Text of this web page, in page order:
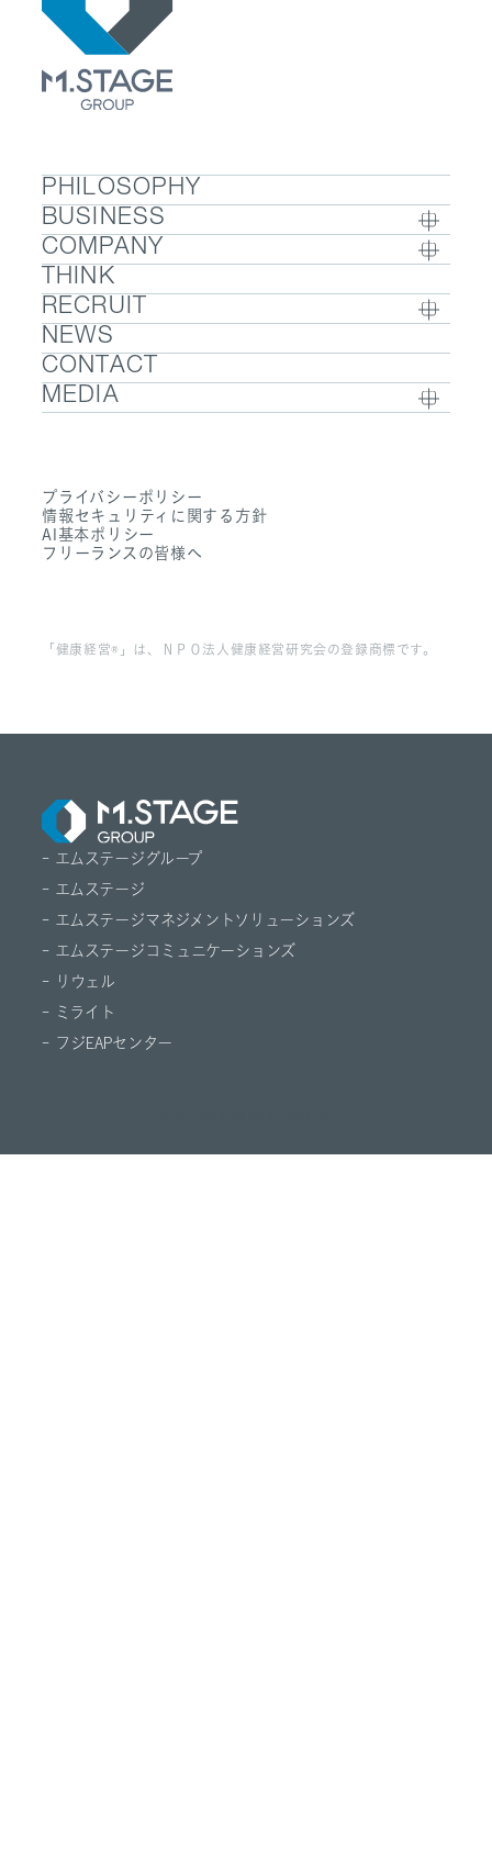
PHILOSOPHY
BUSINESS
BUSINESS TOP
- ウェルビーイング
- 医療人材
- 医業承継M&A
COMPANY
COMPANY TOP / グループ代表挨拶・会社概
要
- グループ企業一覧・事業拠点
- 数字で見るエムステージグループ
THINK
RECRUIT
RECRUIT TOP
- 採用メッセージ
- 社内制度
- 働く環境
- FAQ
NEWS
CONTACT
MEDIA
- Dr. アルなび
プライバシーポリシー
情報セキュリティに関する方針
AI基本ポリシー
フリーランスの皆様へ
「健康経営®」は、ＮＰＯ法人健康経営研究会の登録商標です。
- エムステージグループ
- エムステージ
- エムステージマネジメントソリューションズ
- エムステージコミュニケーションズ
- リウェル
- ミライト
- フジEAPセンター